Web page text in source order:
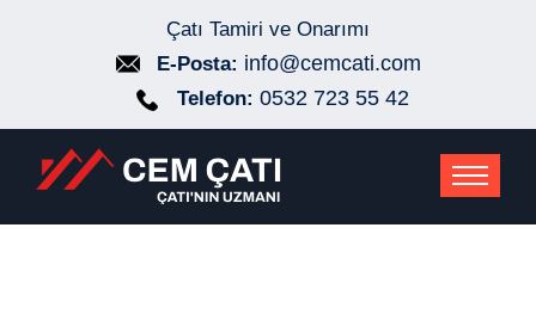
Çatı Tamiri ve Onarımı
E-Posta: info@cemcati.com
Telefon: 0532 723 55 42